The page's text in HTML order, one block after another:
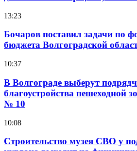
13:23
Бочаров поставил задачи по
бюджета Волгоградской
10:37
В Волгограде выберут
благоустройства пешеходной
№ 10
10:08
Строительство музея СВО у